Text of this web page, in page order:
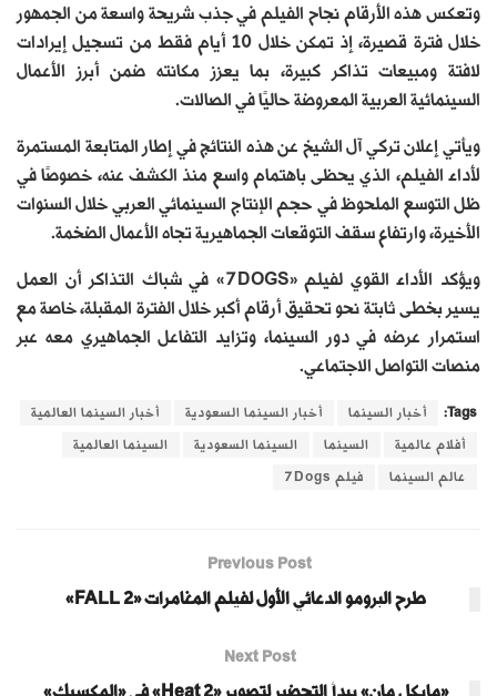
وتعكس هذه الأرقام نجاح الفيلم في جذب شريحة واسعة من الجمهور
خلال فترة قصيرة، إذ تمكن خلال 10 أيام فقط من تسجيل إيرادات
لافتة ومبيعات تذاكر كبيرة، بما يعزز مكانته ضمن أبرز الأعمال
السينمائية العربية المعروضة حاليًا في الصالات.
ويأتي إعلان تركي آل الشيخ عن هذه النتائج في إطار المتابعة المستمرة
لأداء الفيلم، الذي يحظى باهتمام واسع منذ الكشف عنه، خصوصًا في
ظل التوسع الملحوظ في حجم الإنتاج السينمائي العربي خلال السنوات
الأخيرة، وارتفاع سقف التوقعات الجماهيرية تجاه الأعمال الضخمة.
ويؤكد الأداء القوي لفيلم «7DOGS» في شباك التذاكر أن العمل
يسير بخطى ثابتة نحو تحقيق أرقام أكبر خلال الفترة المقبلة، خاصة مع
استمرار عرضه في دور السينما، وتزايد التفاعل الجماهيري معه عبر
منصات التواصل الاجتماعي.
Tags: أخبار السينما أخبار السينما السعودية أخبار السينما العالمية
أفلام عالمية السينما السينما السعودية السينما العالمية
عالم السينما فيلم 7Dogs
Previous Post
طرح البرومو الدعائي الأول لفيلم المغامرات «FALL 2»
Next Post
«مايكل مان» يبدأ التحضير لتصوير «Heat 2» في «المكسيك»